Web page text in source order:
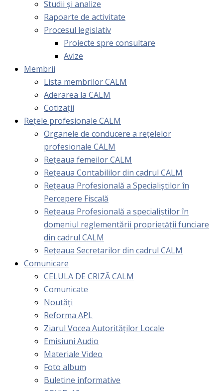
Studii și analize
Rapoarte de activitate
Procesul legislativ
Proiecte spre consultare
Avize
Membrii
Lista membrilor CALM
Aderarea la CALM
Cotizaţii
Rețele profesionale CALM
Organele de conducere a rețelelor
profesionale CALM
Rețeaua femeilor CALM
Rețeaua Contabililor din cadrul CALM
Rețeaua Profesională a Specialiștilor în
Percepere Fiscală
Reţeaua Profesională a specialiştilor în
domeniul reglementării proprietăţii funciare
din cadrul CALM
Rețeaua Secretarilor din cadrul CALM
Comunicare
CELULA DE CRIZĂ CALM
Comunicate
Noutăți
Reforma APL
Ziarul Vocea Autorităților Locale
Emisiuni Audio
Materiale Video
Foto album
Buletine informative